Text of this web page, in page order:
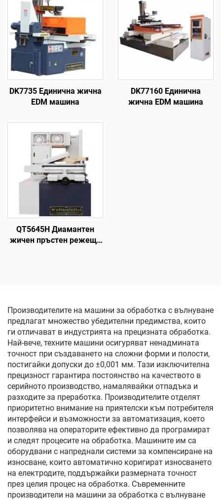
DK7735 Единична жична
EDM машина
DK77160 Единична
жична EDM машина
QT5645H Диамантен
жичен пръстен режеща
Производителите на машини за обработка с вълнуване
предлагат множество убедителни предимства, които
ги отличават в индустрията на прецизната обработка.
Най-вече, техните машини осигуряват ненадмината
точност при създаването на сложни форми и полости,
постигайки допуски до ±0,001 мм. Тази изключителна
прецизност гарантира постоянство на качеството в
серийното производство, намалявайки отпадъка и
разходите за преработка. Производителите отделят
приоритетно внимание на приятелски към потребителя
интерфейси и възможности за автоматизация, което
позволява на операторите ефективно да програмират
и следят процесите на обработка. Машините им са
оборудвани с напреднали системи за компенсиране на
износване, които автоматично коригират износването
на електродите, поддържайки размерната точност
през целия процес на обработка. Съвременните
производители на машини за обработка с вълнуване